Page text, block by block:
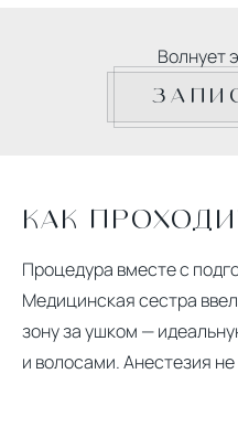
Волнует
КАК
Процедура вместе с
Медицинская сестра
зону за ушком —
и волосами. Анестезия